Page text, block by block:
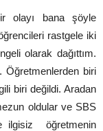
olayı bana şöyle
rastgele iki
olarak dağıttım.
Öğretmenlerden biri
biri değildi. Aradan
oldular ve SBS
ilgisiz öğretmenin